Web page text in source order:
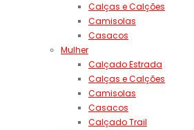
Calças e Calções
Camisolas
Casacos
Mulher
Calçado Estrada
Calças e Calções
Camisolas
Casacos
Calçado Trail